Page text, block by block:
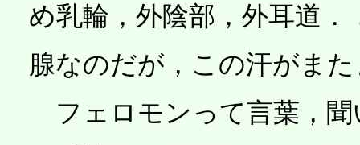
め乳輪，外陰部，外耳道
腺なのだが，この汗がま
フェロモンって言葉，聞